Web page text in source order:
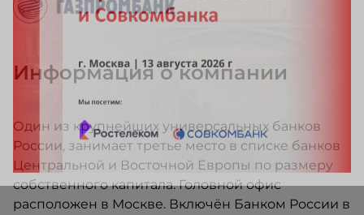
Информация о компании
Один из крупнейших универсальных банков
России, занимает третье место в списке банков
Центральной и Восточной Европы по размеру
собственного капитала. Головной офис
расположен в Москве. Включён Банком России в